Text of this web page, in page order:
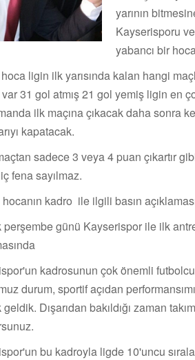
yarının
Kayserisporu
yabancı bir
ligin ilk yarısında kalan hangi
31 gol atmış 21 gol yemiş ligin en
ilk maçına çıkacak daha sonra
kapatacak.
sadece 3 veya 4 puan çıkartır
fena sayılmaz.
kadro ile ilgili basın
perşembe günü Kayserispor ile ilk
kadrosunun çok önemli
durum, sportif açıdan
Dışarıdan bakıldığı zaman
bu kadroyla ligde 10'uncu